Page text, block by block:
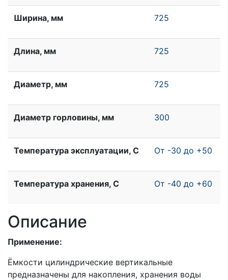
Ширина, мм 725
Длина, мм 725
Диаметр, мм 725
Диаметр горловины, мм 300
Температура эксплуатации, С От -30 до +50
Температура хранения, С От -40 до +60
Описание
Применение:
Ёмкости цилиндрические вертикальные
предназначены для накопления, хранения воды